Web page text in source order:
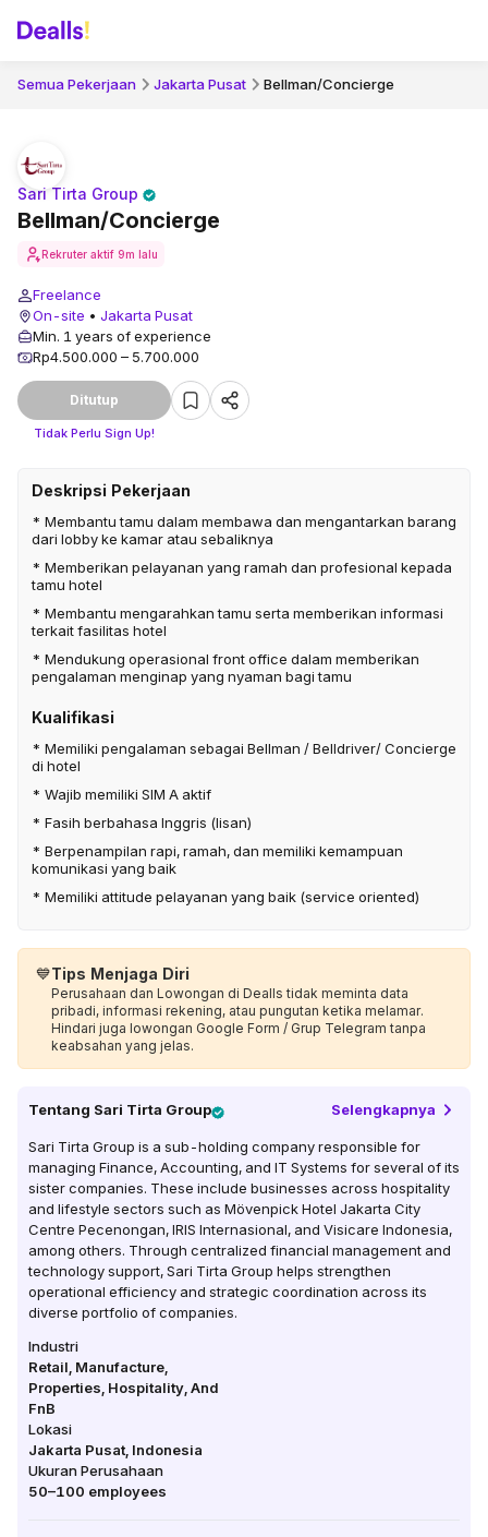
Semua Pekerjaan Jakarta Pusat Bellman/Concierge
Bellman/Concierge
Sari Tirta Group
Rekruter aktif 9m lalu
Freelance
On-site • Jakarta Pusat
Min. 1 years of experience
Rp4.500.000 – 5.700.000
Ditutup
Tidak Perlu Sign Up!
Deskripsi Pekerjaan
* Membantu tamu dalam membawa dan mengantarkan barang
dari lobby ke kamar atau sebaliknya
* Memberikan pelayanan yang ramah dan profesional kepada
tamu hotel
* Membantu mengarahkan tamu serta memberikan informasi
terkait fasilitas hotel
* Mendukung operasional front office dalam memberikan
pengalaman menginap yang nyaman bagi tamu
Kualifikasi
* Memiliki pengalaman sebagai Bellman / Belldriver/ Concierge
di hotel
* Wajib memiliki SIM A aktif
* Fasih berbahasa Inggris (lisan)
* Berpenampilan rapi, ramah, dan memiliki kemampuan
komunikasi yang baik
* Memiliki attitude pelayanan yang baik (service oriented)
💙Tips Menjaga Diri
Perusahaan dan Lowongan di Dealls tidak meminta data
pribadi, informasi rekening, atau pungutan ketika melamar.
Hindari juga lowongan Google Form / Grup Telegram tanpa
keabsahan yang jelas.
Tentang Sari Tirta Group Selengkapnya
Sari Tirta Group is a sub-holding company responsible for
managing Finance, Accounting, and IT Systems for several of its
sister companies. These include businesses across hospitality
and lifestyle sectors such as Mövenpick Hotel Jakarta City
Centre Pecenongan, IRIS Internasional, and Visicare Indonesia,
among others. Through centralized financial management and
technology support, Sari Tirta Group helps strengthen
operational efficiency and strategic coordination across its
diverse portfolio of companies.
Industri
Retail, Manufacture,
Properties, Hospitality, And
FnB
Lokasi
Jakarta Pusat Indonesia
Ukuran Perusahaan
50–100 employees